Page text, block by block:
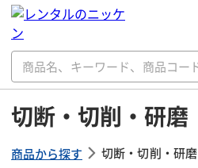
切断・切削・研磨
商品から探す 切断・切削・研磨